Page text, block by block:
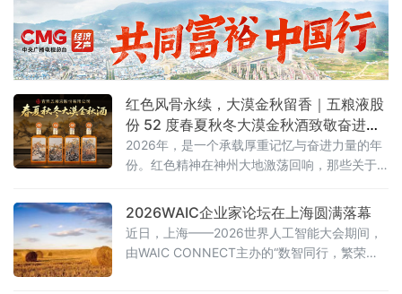
聚大兴同成长，筑梦国门向未来”大兴区第三
届“新国门”人才家庭日主题沙龙活动。
红色风骨永续，大漠金秋留香｜五粮液股
份 52 度春夏秋冬大漠金秋酒致敬奋进时
代
2026年，是一个承载厚重记忆与奋进力量的年
份。红色精神在神州大地激荡回响，那些关于
鲜明的底色。
2026WAIC企业家论坛在上海圆满落幕
近日，上海——2026世界人工智能大会期间，
由WAIC CONNECT主办的“数智同行，繁荣共